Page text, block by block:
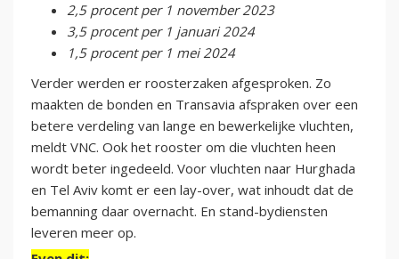
2,5 procent per 1 november 2023
3,5 procent per 1 januari 2024
1,5 procent per 1 mei 2024
Verder werden er roosterzaken afgesproken. Zo
maakten de bonden en Transavia afspraken over een
betere verdeling van lange en bewerkelijke vluchten,
meldt VNC. Ook het rooster om die vluchten heen
wordt beter ingedeeld. Voor vluchten naar Hurghada
en Tel Aviv komt er een lay-over, wat inhoudt dat de
bemanning daar overnacht. En stand-bydiensten
leveren meer op.